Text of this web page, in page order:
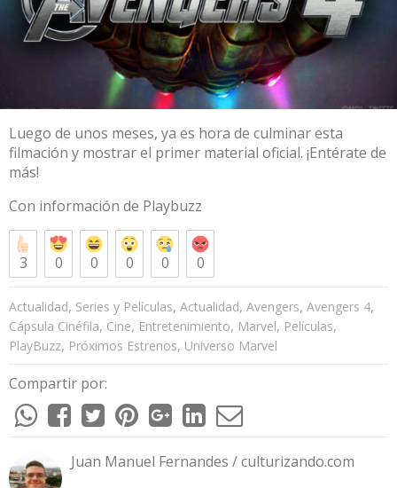
Luego de unos meses, ya es hora de culminar esta
filmación y mostrar el primer material oficial. ¡Entérate de
más!
Con información de Playbuzz
3 0 0 0 0 0
Actualidad, Series y Películas, Actualidad, Avengers, Avengers 4,
Cápsula Cinéfila, Cine, Entretenimiento, Marvel, Películas,
PlayBuzz, Próximos Estrenos, Universo Marvel
Compartir por:
Juan Manuel Fernandes / culturizando.com